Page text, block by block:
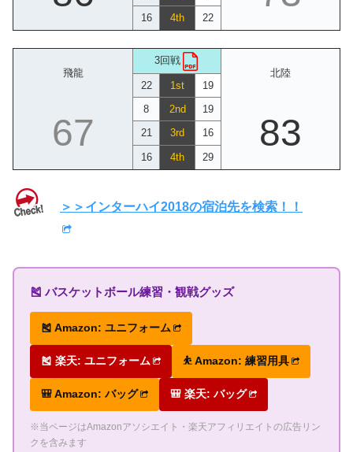
16 4th 22
飛龍
3回戦
北陸
22
1st 19
67
8 2nd 19
83
21 3rd 16
16 4th 29
＞＞インターハイ2018の宿泊先を検索！！
🎽 バスケットボール練習・観戦グッズ
🎽 Amazon: ユニフォーム
🎽 楽天: ユニフォーム ⛹ Amazon: 練習用具
🎒 Amazon: バッグ 🎒 楽天: バッグ
※当ページはAmazonアソシエイト・楽天アフィリエイトの広告リン
クを含みます